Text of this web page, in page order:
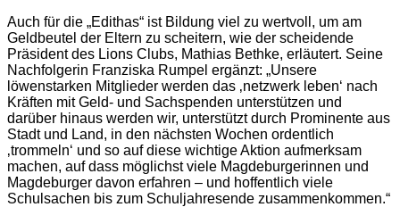
Auch für die „Edithas“ ist Bildung viel zu wertvoll, um am
Geldbeutel der Eltern zu scheitern, wie der scheidende
Präsident des Lions Clubs, Mathias Bethke, erläutert. Seine
Nachfolgerin Franziska Rumpel ergänzt: „Unsere
löwenstarken Mitglieder werden das ‚netzwerk leben‘ nach
Kräften mit Geld- und Sachspenden unterstützen und
darüber hinaus werden wir, unterstützt durch Prominente aus
Stadt und Land, in den nächsten Wochen ordentlich
‚trommeln‘ und so auf diese wichtige Aktion aufmerksam
machen, auf dass möglichst viele Magdeburgerinnen und
Magdeburger davon erfahren – und hoffentlich viele
Schulsachen bis zum Schuljahresende zusammenkommen.“